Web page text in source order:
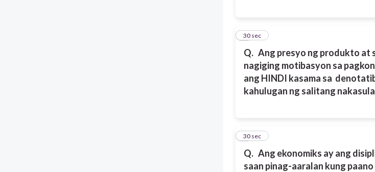
Q. Ang presyo ng produkto at
nagiging motibasyon sa
ang HINDI kasama sa
kahulugan ng salitang
2
30 sec
Q. Ang ekonomiks ay ang
saan pinag-aaralan kung paano
3
30 sec